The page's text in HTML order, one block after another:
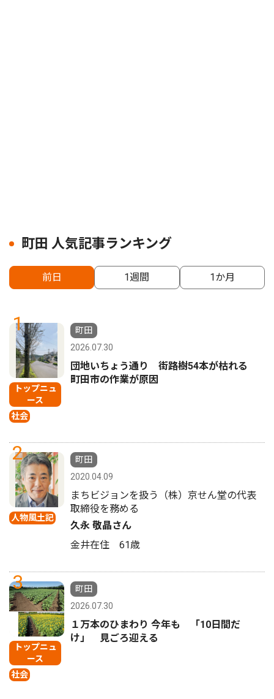
町田 人気記事ランキング
前日 1週間 1か月
1
トップニュ
ース
社会
町田
2026.07.30
団地いちょう通り 街路樹54本が枯れる
町田市の作業が原因
2
人物風土記
町田
2020.04.09
まちビジョンを扱う（株）京せん堂の代表
取締役を務める
久永 敬晶さん
金井在住 61歳
3
トップニュ
ース
社会
町田
2026.07.30
１万本のひまわり 今年も 「10日間だ
け」 見ごろ迎える